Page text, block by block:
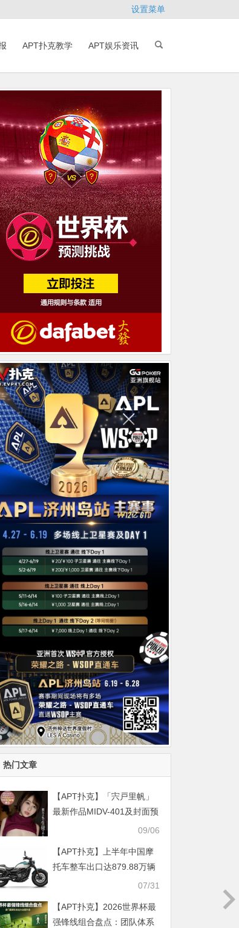
设置菜单
APT扑克教学 APT娱乐资讯
热门文章
【APT扑克】「宍戸里帆」
最新作品MIDV-401及封面预
09/06
【APT扑克】上半年中国摩
托车整车出口达879.88万辆
07/31
【APT扑克】2026世界杯最
强锋线组合盘点：团队体系